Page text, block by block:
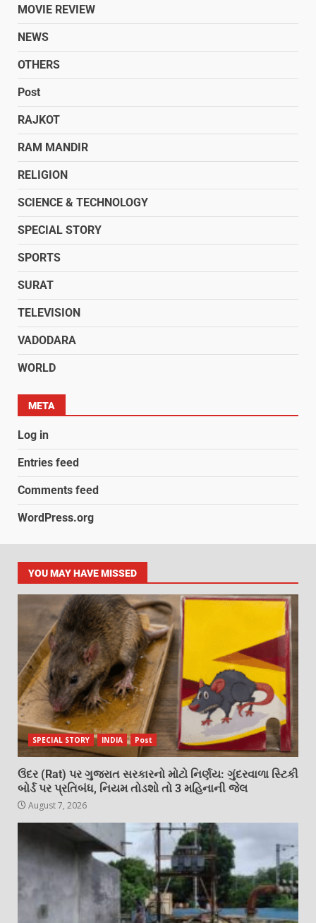
MOVIE REVIEW
NEWS
OTHERS
Post
RAJKOT
RAM MANDIR
RELIGION
SCIENCE & TECHNOLOGY
SPECIAL STORY
SPORTS
SURAT
TELEVISION
VADODARA
WORLD
META
Log in
Entries feed
Comments feed
WordPress.org
YOU MAY HAVE MISSED
SPECIAL STORY INDIA Post
ઉંદર (Rat) પર ગુજરાત સરકારનો મોટો નિર્ણય: ગુંદરવાળા સ્ટિકી
બોર્ડ પર પ્રતિબંધ, નિયમ તોડશો તો 3 મહિનાની જેલ
August 7, 2026